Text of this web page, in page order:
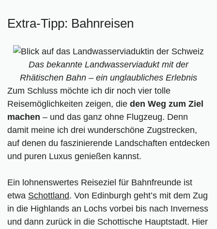
Extra-Tipp: Bahnreisen
Das bekannte Landwasserviadukt mit der
Rhätischen Bahn – ein unglaubliches Erlebnis
Zum Schluss möchte ich dir noch vier tolle
Reisemöglichkeiten zeigen, die den Weg zum Ziel
machen – und das ganz ohne Flugzeug. Denn
damit meine ich drei wunderschöne Zugstrecken,
auf denen du faszinierende Landschaften entdecken
und puren Luxus genießen kannst.
Ein lohnenswertes Reiseziel für Bahnfreunde ist
etwa Schottland. Von Edinburgh geht’s mit dem Zug
in die Highlands an Lochs vorbei bis nach Inverness
und dann zurück in die Schottische Hauptstadt. Hier